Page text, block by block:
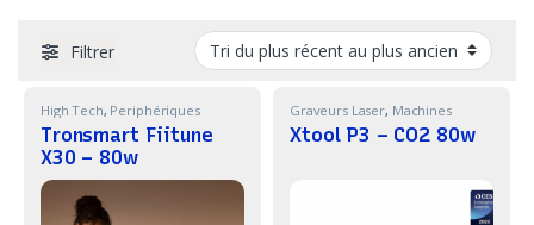
Filtrer
High Tech, Periphériques
Tronsmart Fiitune
X30 – 80w
Graveurs Laser, Machines
Xtool P3 – CO2 80w